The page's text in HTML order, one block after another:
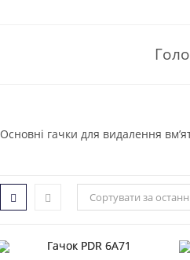
Основні гачки для видалення
Сортувати за